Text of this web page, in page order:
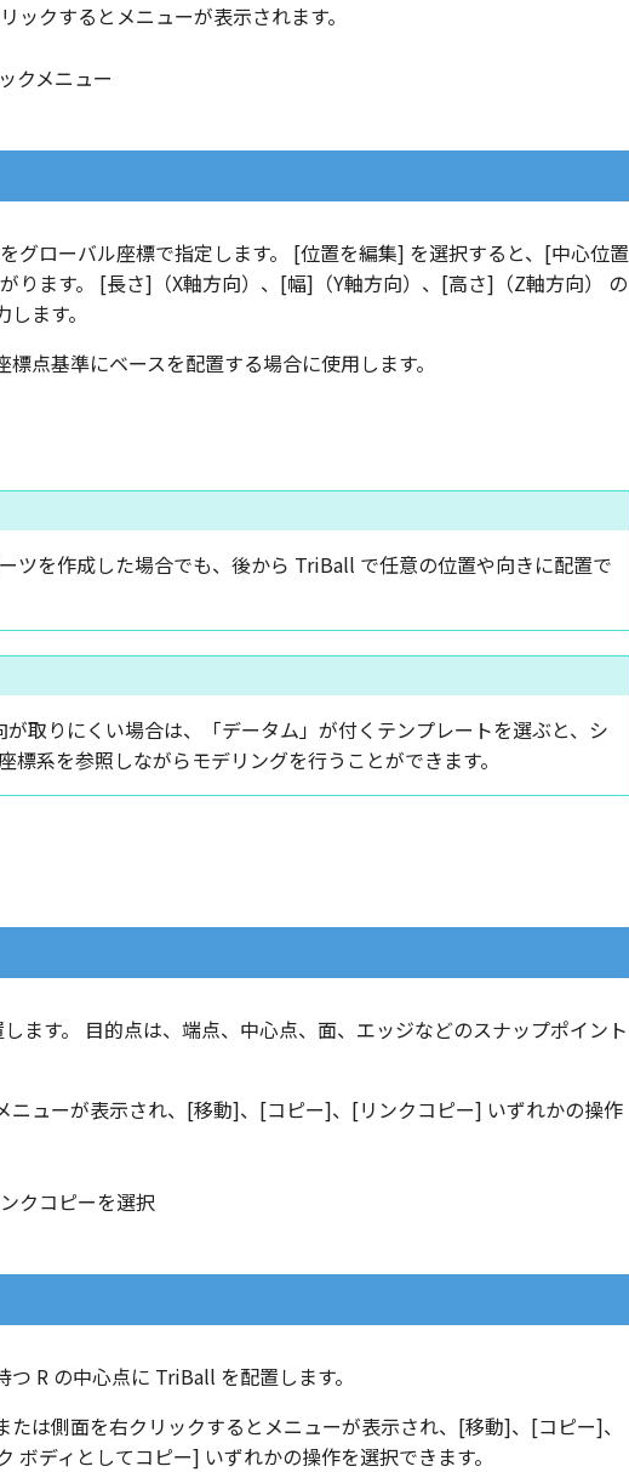
ックするとメニューが表示されます。
グローバル座標で指定します。 [位置を編集] を選択すると、[中心位置
ります。 [長さ]（X軸方向）、[幅]（Y軸方向）、[高さ]（Z軸方向） の
ます。
点基準にベースを配置する場合に使用します。
ツを作成した場合でも、後から TriBall で任意の位置や向きに配置で
取りにくい場合は、「データム」が付くテンプレートを選ぶと、シ
標系を参照しながらモデリングを行うことができます。
ます。 目的点は、端点、中心点、面、エッジなどのスナップポイント
ニューが表示され、[移動]、[コピー]、[リンクコピー] いずれかの操作
R の中心点に TriBall を配置します。
たは側面を右クリックするとメニューが表示され、[移動]、[コピー]、
ボディとしてコピー] いずれかの操作を選択できます。